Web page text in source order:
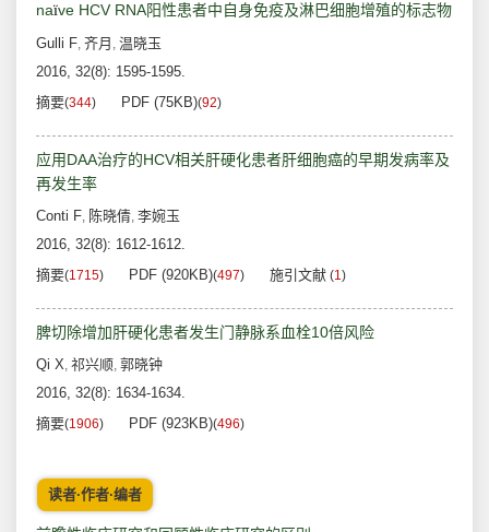
naïve HCV RNA阳性患者中自身免疫及淋巴细胞增殖的标志物
Gulli F, 齐月 , 温晓玉
2016, 32(8): 1595-1595.
摘要(344) PDF (75KB)(92)
应用DAA治疗的HCV相关肝硬化患者肝细胞癌的早期发病率及
再发生率
Conti F, 陈晓倩, 李婉玉
2016, 32(8): 1612-1612.
摘要(1715) PDF (920KB)(497) 施引文献 (1)
脾切除增加肝硬化患者发生门静脉系血栓10倍风险
Qi X, 祁兴顺, 郭晓钟
2016, 32(8): 1634-1634.
摘要(1906) PDF (923KB)(496)
读者·作者·编者